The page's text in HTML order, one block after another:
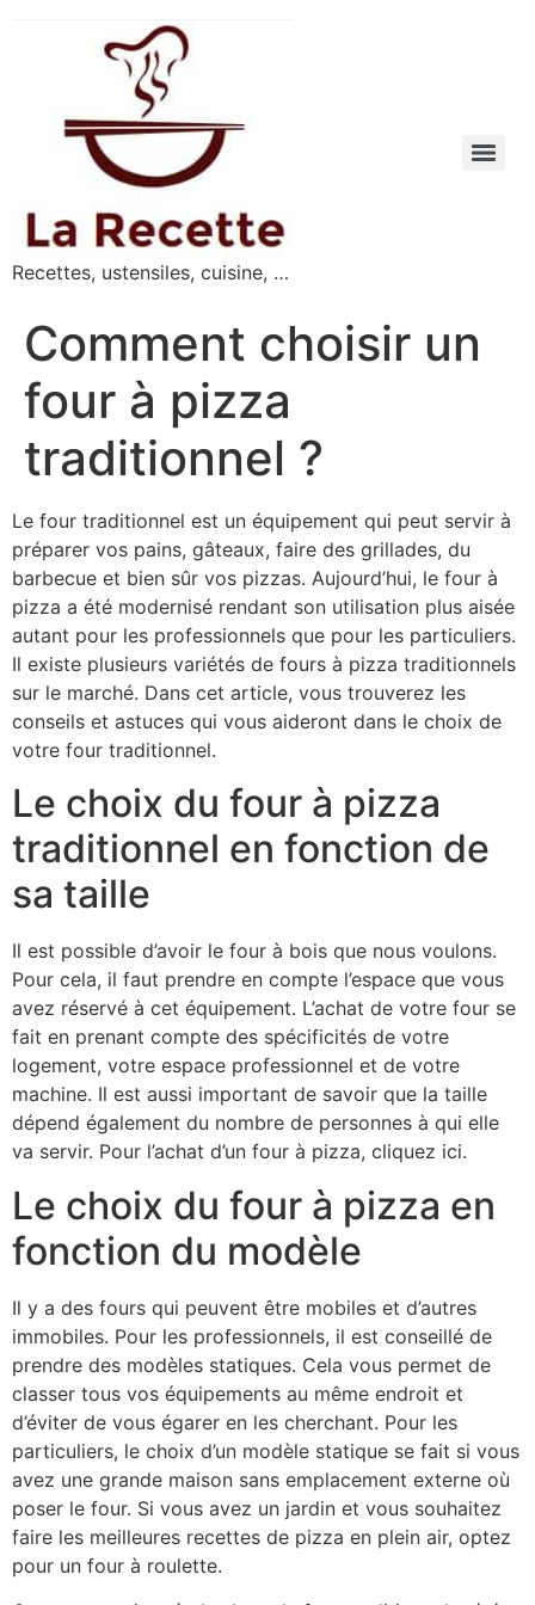
Recettes, ustensiles, cuisine, …
Comment choisir un
four à pizza
traditionnel ?
Le four traditionnel est un équipement qui peut servir à
préparer vos pains, gâteaux, faire des grillades, du
barbecue et bien sûr vos pizzas. Aujourd’hui, le four à
pizza a été modernisé rendant son utilisation plus aisée
autant pour les professionnels que pour les particuliers.
Il existe plusieurs variétés de fours à pizza traditionnels
sur le marché. Dans cet article, vous trouverez les
conseils et astuces qui vous aideront dans le choix de
votre four traditionnel.
Le choix du four à pizza
traditionnel en fonction de
sa taille
Il est possible d’avoir le four à bois que nous voulons.
Pour cela, il faut prendre en compte l’espace que vous
avez réservé à cet équipement. L’achat de votre four se
fait en prenant compte des spécificités de votre
logement, votre espace professionnel et de votre
machine. Il est aussi important de savoir que la taille
dépend également du nombre de personnes à qui elle
va servir. Pour l’achat d’un four à pizza, cliquez ici.
Le choix du four à pizza en
fonction du modèle
Il y a des fours qui peuvent être mobiles et d’autres
immobiles. Pour les professionnels, il est conseillé de
prendre des modèles statiques. Cela vous permet de
classer tous vos équipements au même endroit et
d’éviter de vous égarer en les cherchant. Pour les
particuliers, le choix d’un modèle statique se fait si vous
avez une grande maison sans emplacement externe où
poser le four. Si vous avez un jardin et vous souhaitez
faire les meilleures recettes de pizza en plein air, optez
pour un four à roulette.